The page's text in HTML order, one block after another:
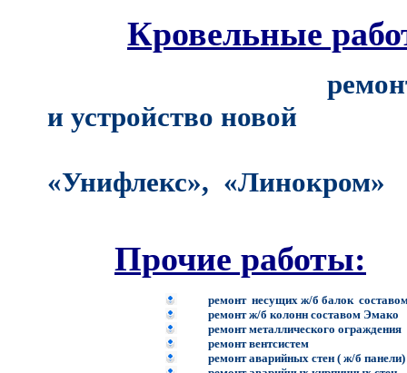
Кровельные
и устройство новой
«Унифлекс»,
Прочие работы:
ремонт несущих ж/б балок
ремонт ж/б колонн составом
ремонт металлического
ремонт вентсистем
ремонт аварийных стен ( ж/б